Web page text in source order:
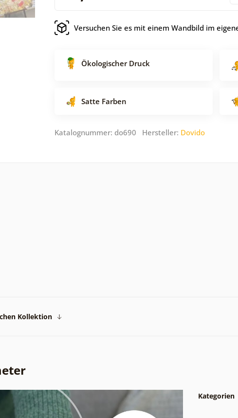
Versuchen Sie es mit einem Wandbild im
Ökologischer Druck
Satte Farben
Katalognummer: do690 Hersteller: Dovido
Kollektion
Kategorien